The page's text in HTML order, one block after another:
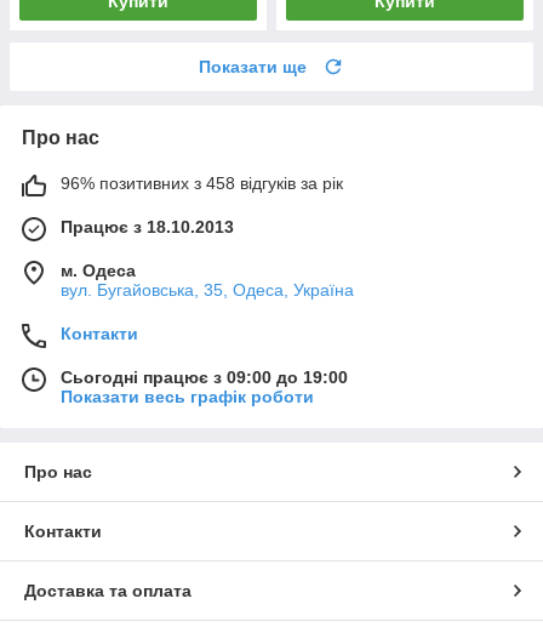
Показати ще
Про нас
96% позитивних з 458 відгуків за рік
Працює з 18.10.2013
м. Одеса
вул. Бугайовська, 35, Одеса, Україна
Контакти
Сьогодні працює з 09:00 до 19:00
Показати весь графік роботи
Про нас
Контакти
Доставка та оплата